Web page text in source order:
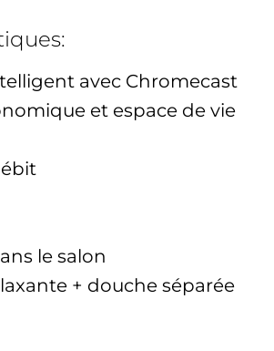
avec Chromecast
et espace de vie
le salon
+ douche séparée